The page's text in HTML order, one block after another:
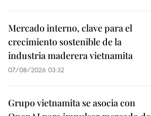
Mercado interno, clave para el
crecimiento sostenible de la
industria maderera vietnamita
07/08/2026 03:32
Grupo vietnamita se asocia con